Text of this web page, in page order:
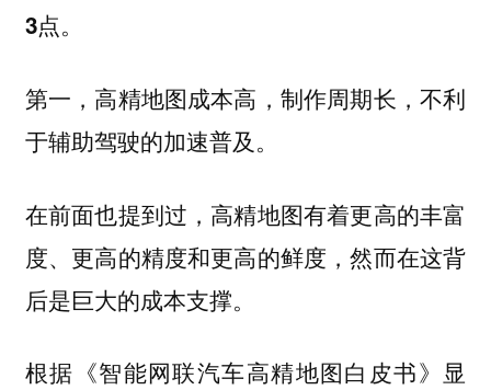
3点。
第一，高精地图成本高，制作周期长，不利
于辅助驾驶的加速普及。
在前面也提到过，高精地图有着更高的丰富
度、更高的精度和更高的鲜度，然而在这背
后是巨大的成本支撑。
根据《智能网联汽车高精地图白皮书》显